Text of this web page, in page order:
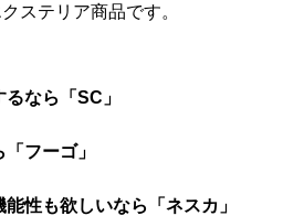
ステリア商品です。
なら「SC」
フーゴ」
性も欲しいなら「ネスカ」